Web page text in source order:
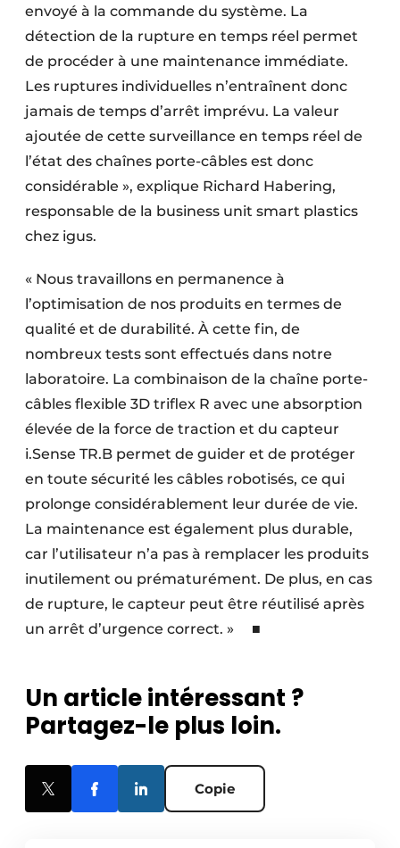
envoyé à la commande du système. La
détection de la rupture en temps réel permet
de procéder à une maintenance immédiate.
Les ruptures individuelles n’entraînent donc
jamais de temps d’arrêt imprévu. La valeur
ajoutée de cette surveillance en temps réel de
l’état des chaînes porte-câbles est donc
considérable », explique Richard Habering,
responsable de la business unit smart plastics
chez igus.
« Nous travaillons en permanence à
l’optimisation de nos produits en termes de
qualité et de durabilité. À cette fin, de
nombreux tests sont effectués dans notre
laboratoire. La combinaison de la chaîne porte-
câbles flexible 3D triflex R avec une absorption
élevée de la force de traction et du capteur
i.Sense TR.B permet de guider et de protéger
en toute sécurité les câbles robotisés, ce qui
prolonge considérablement leur durée de vie.
La maintenance est également plus durable,
car l’utilisateur n’a pas à remplacer les produits
inutilement ou prématurément. De plus, en cas
de rupture, le capteur peut être réutilisé après
un arrêt d’urgence correct. » ■
Un article intéressant ?
Partagez-le plus loin.
Copie